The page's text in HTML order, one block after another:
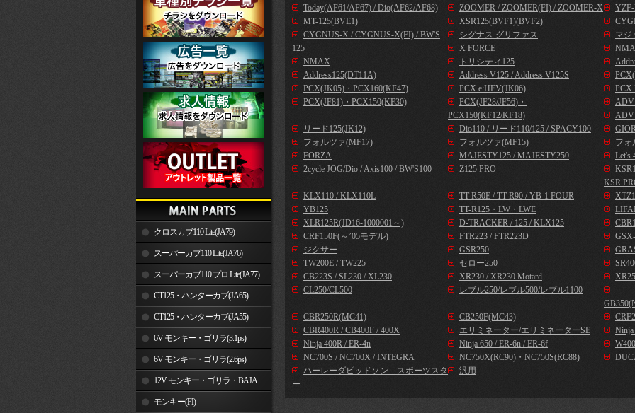
クロスカブ110 Lite(JA79)
スーパーカブ110 Lite(JA76)
スーパーカブ110 プロ Lite(JA77)
CT125・ハンターカブ(JA65)
CT125・ハンターカブ(JA55)
6V モンキー・ゴリラ(3.1ps)
6V モンキー・ゴリラ(2.6ps)
12V モンキー・ゴリラ・BAJA
モンキー(FI)
Today(AF61/AF67) / Dio(AF62/AF68)
ZOOMER / ZOOMER(FI) / ZOOMER-X
MT-125(BVE1)
XSR125(BVF1)(BVF2)
CYGNUS-X / CYGNUS-X(FI) / BW'S
125
シグナス グリファス
マジ
X FORCE
NMAX
トリシティ125
Address125(DT11A)
Address V125 / Address V125S
PCX(JK05)・PCX160(KF47)
PCX e:HEV(JK06)
PCX
PCX(JF81)・PCX150(KF30)
PCX(JF28/JF56)・
PCX150(KF12/KF18)
リード125(JK12)
Dio110 / リード110/125 / SPACY100
フォルツァ(MF17)
フォルツァ(MF15)
フォ
FORZA
MAJESTY125 / MAJESTY250
Let's
2cycle JOG/Dio / Axis100 / BW'S100
Z125 PRO
KSR
KLX110 / KLX110L
TT-R50E / TT-R90 / YB-1 FOUR
YB125
TT-R125・LW・LWE
XLR125R(JD16-1000001～)
D-TRACKER / 125 / KLX125
CRF150F(～’05モデル)
FTR223 / FTR223D
ジクサー
GSR250
TW200E / TW225
セロー250
CB223S / SL230 / XL230
XR230 / XR230 Motard
CL250/CL500
レブル250/レブル500/レブル1100
CBR250R(MC41)
CB250F(MC43)
CBR400R / CB400F / 400X
エリミネーター/エリミネーターSE
Ninja 400R / ER-4n
Ninja 650 / ER-6n / ER-6f
NC700S / NC700X / INTEGRA
NC750X(RC90)・NC750S(RC88)
ハーレーダビッドソン スポーツスタ
ー
汎用